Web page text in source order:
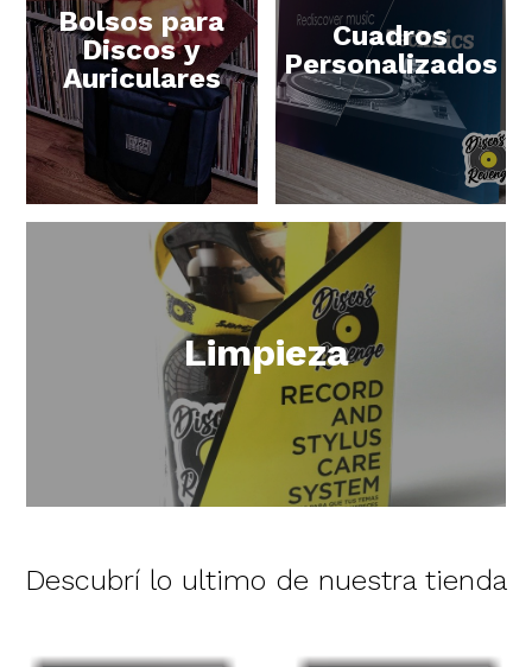
Bolsos para
Discos y
Auriculares
Cuadros
Personalizados
Limpieza
Descubrí lo ultimo de nuestra tienda